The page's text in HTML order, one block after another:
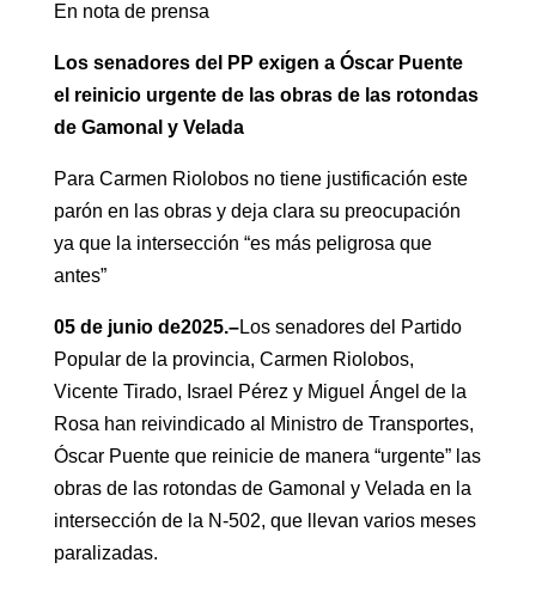
En nota de prensa
Los senadores del PP exigen a Óscar Puente
el reinicio urgente de las obras de las rotondas
de Gamonal y Velada
Para Carmen Riolobos no tiene justificación este
parón en las obras y deja clara su preocupación
ya que la intersección “es más peligrosa que
antes”
05dejunio de2025.–Los senadores del Partido
Popular de la provincia, Carmen Riolobos,
Vicente Tirado, Israel Pérez y Miguel Ángel de la
Rosa han reivindicado al Ministro de Transportes,
Óscar Puente que reinicie de manera “urgente” las
obras de las rotondas de Gamonal y Velada en la
intersección de la N-502, que llevan varios meses
paralizadas.